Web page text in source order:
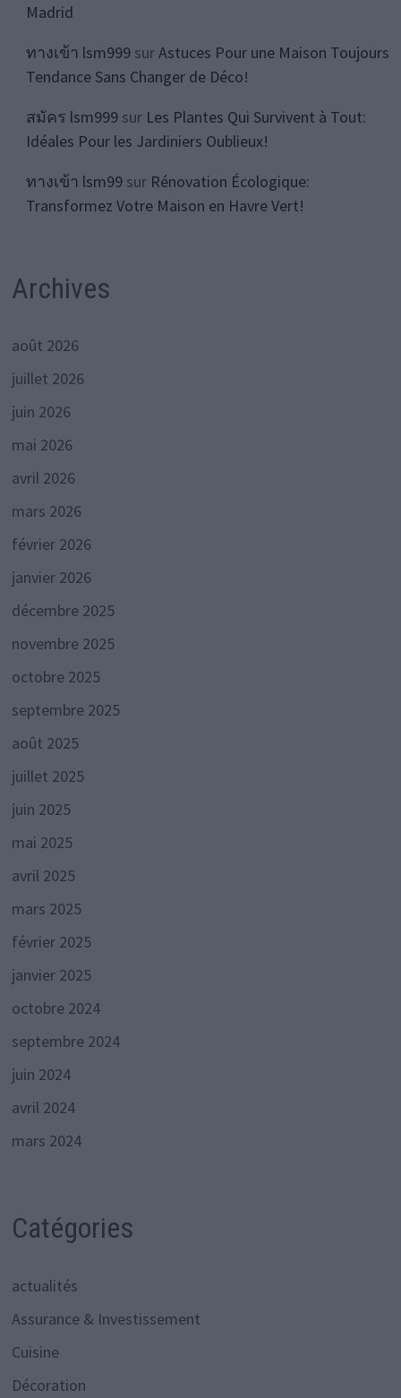
Madrid
ทางเข้า lsm999surAstuces Pour une Maison Toujours
Tendance Sans Changer de Déco!
สมัคร lsm999sur Les Plantes Qui Survivent à Tout:
Idéales Pour les Jardiniers Oublieux!
ทางเข้า lsm99sur Rénovation Écologique:
Transformez Votre Maison en Havre Vert!
Archives
août 2026
juillet 2026
juin 2026
mai 2026
avril 2026
mars 2026
février 2026
janvier 2026
décembre 2025
novembre 2025
octobre 2025
septembre 2025
août 2025
juillet 2025
juin 2025
mai 2025
avril 2025
mars 2025
février 2025
janvier 2025
octobre 2024
septembre 2024
juin 2024
avril 2024
mars 2024
Catégories
actualités
Assurance & Investissement
Cuisine
Décoration